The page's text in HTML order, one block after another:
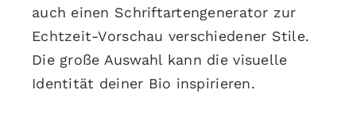
auch einen Schriftartengenerator zur
Echtzeit-Vorschau verschiedener Stile.
Die große Auswahl kann die visuelle
Identität deiner Bio inspirieren.